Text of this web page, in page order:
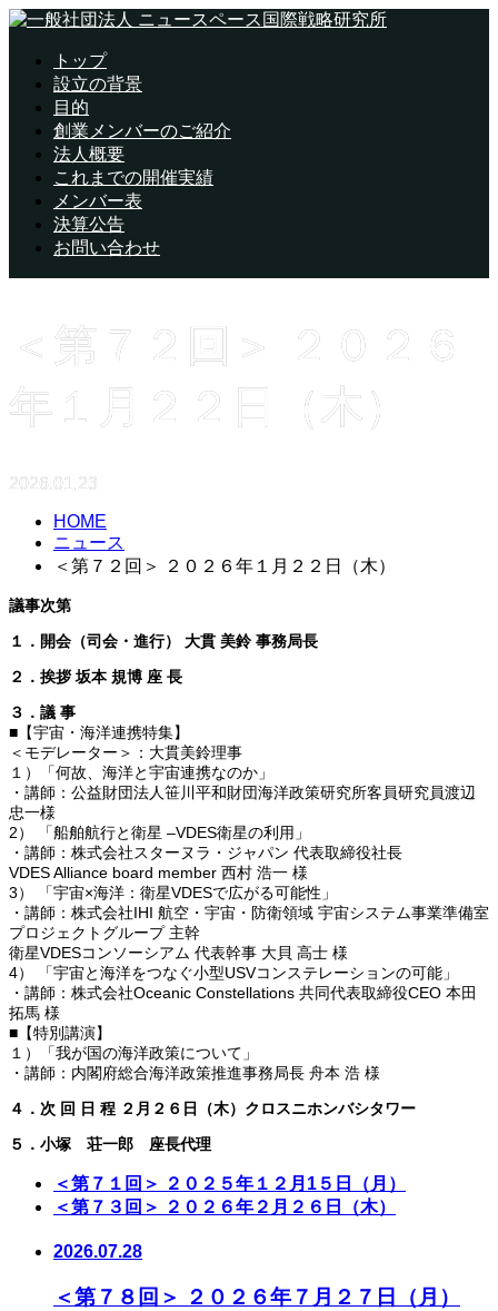
トップ
設立の背景
目的
創業メンバーのご紹介
法人概要
これまでの開催実績
メンバー表
決算公告
お問い合わせ
＜第７２回＞ ２０２６
年１月２２日（木）
2026.01.23
HOME
ニュース
＜第７２回＞ ２０２６年１月２２日（木）
議事次第
１．開会（司会・進行） 大貫 美鈴 事務局長
２．挨拶 坂本 規博 座 長
３．議 事
■【宇宙・海洋連携特集】
＜モデレーター＞：大貫美鈴理事
１）「何故、海洋と宇宙連携なのか」
・講師：公益財団法人笹川平和財団海洋政策研究所客員研究員渡辺
忠一様
2） 「船舶航行と衛星 –VDES衛星の利用」
・講師：株式会社スターヌラ・ジャパン 代表取締役社長
VDES Alliance board member 西村 浩一 様
3） 「宇宙×海洋：衛星VDESで広がる可能性」
・講師：株式会社IHI 航空・宇宙・防衛領域 宇宙システム事業準備室
プロジェクトグループ 主幹
衛星VDESコンソーシアム 代表幹事 大貝 高士 様
4） 「宇宙と海洋をつなぐ小型USVコンステレーションの可能」
・講師：株式会社Oceanic Constellations 共同代表取締役CEO 本田
拓馬 様
■【特別講演】
１）「我が国の海洋政策について」
・講師：内閣府総合海洋政策推進事務局長 舟本 浩 様
４．次 回 日 程 ２月２６日（木）クロスニホンバシタワー
５．小塚 荘一郎 座長代理
＜第７１回＞ ２０２５年１２月1５日（月）
＜第７３回＞ ２０２６年２月２６日（木）
2026.07.28
＜第７８回＞ ２０２６年７月２７日（月）